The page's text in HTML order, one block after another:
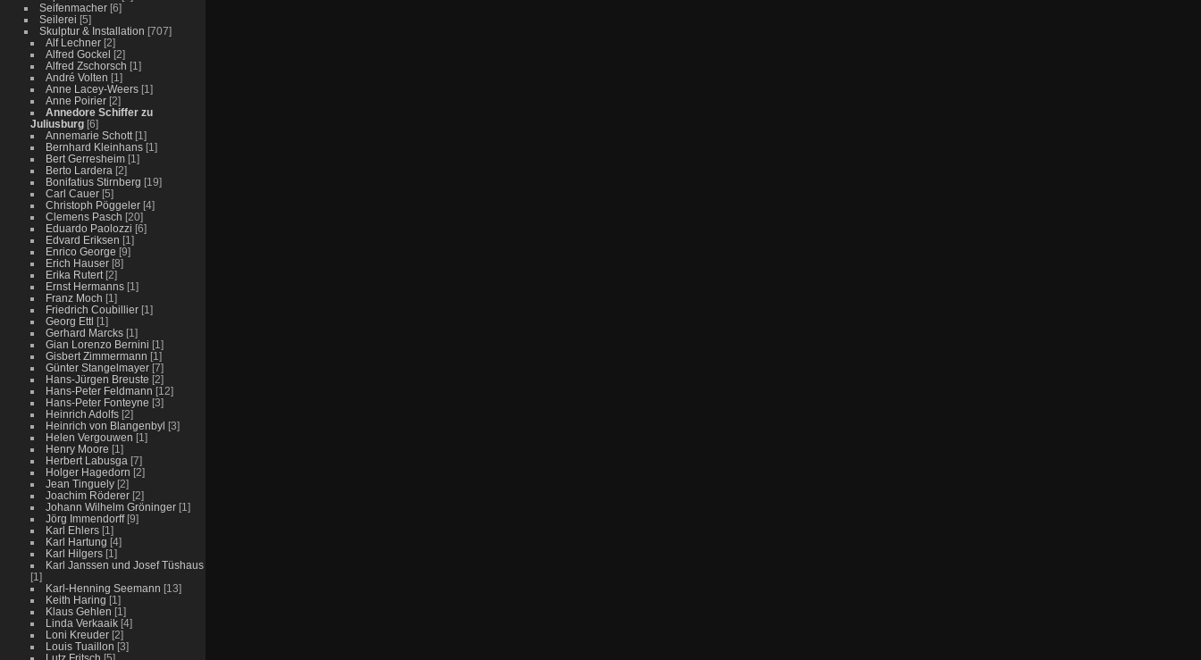
Seifenmacher [6]
Seilerei [5]
Skulptur & Installation [707]
Alf Lechner [2]
Alfred Gockel [2]
Alfred Zschorsch [1]
André Volten [1]
Anne Lacey-Weers [1]
Anne Poirier [2]
Annedore Schiffer zu
Juliusburg [6]
Annemarie Schott [1]
Bernhard Kleinhans [1]
Bert Gerresheim [1]
Berto Lardera [2]
Bonifatius Stirnberg [19]
Carl Cauer [5]
Christoph Pöggeler [4]
Clemens Pasch [20]
Eduardo Paolozzi [6]
Edvard Eriksen [1]
Enrico George [9]
Erich Hauser [8]
Erika Rutert [2]
Ernst Hermanns [1]
Franz Moch [1]
Friedrich Coubillier [1]
Georg Ettl [1]
Gerhard Marcks [1]
Gian Lorenzo Bernini [1]
Gisbert Zimmermann [1]
Günter Stangelmayer [7]
Hans-Jürgen Breuste [2]
Hans-Peter Feldmann [12]
Hans-Peter Fonteyne [3]
Heinrich Adolfs [2]
Heinrich von Blangenbyl [3]
Helen Vergouwen [1]
Henry Moore [1]
Herbert Labusga [7]
Holger Hagedorn [2]
Jean Tinguely [2]
Joachim Röderer [2]
Johann Wilhelm Gröninger [1]
Jörg Immendorff [9]
Karl Ehlers [1]
Karl Hartung [4]
Karl Hilgers [1]
Karl Janssen und Josef Tüshaus
[1]
Karl-Henning Seemann [13]
Keith Haring [1]
Klaus Gehlen [1]
Linda Verkaaik [4]
Loni Kreuder [2]
Louis Tuaillon [3]